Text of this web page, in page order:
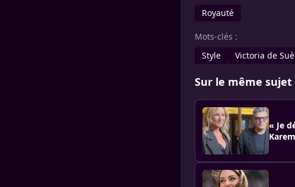
Royauté
Mots-clés :
Style
Victoria de
Sur le même sujet
« Je